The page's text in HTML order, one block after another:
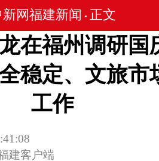
新网福建新闻 • 正文
在福州调研国
稳定、文旅市
工作
建客户端